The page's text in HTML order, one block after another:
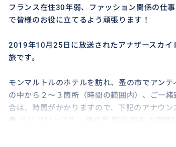
フランス在住30年弱、ファッション関係の仕
で皆様のお役に立てるよう頑張ります！
2019年10月25日に放送されたアナザースカ
旅です。
モンマルトルのホテルを訪れ、蚤の市でアン
の中から２〜３箇所（時間の範囲内）、ご一
合は、時間がかかりますので、下記のアナウン